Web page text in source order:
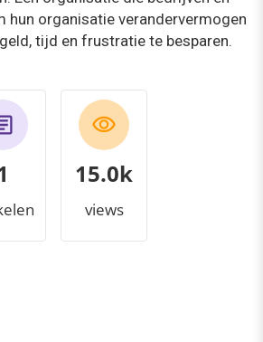
hun organisatie verandervermogen
tijd en frustratie te besparen.
16.3k
views